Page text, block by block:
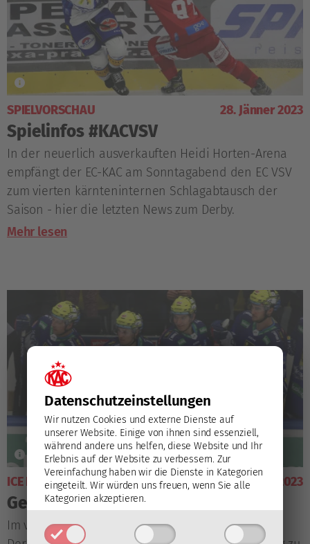
Datenschutz­einstellungen
Wir nutzen Cookies und externe Dienste auf
unserer Website. Einige von ihnen sind essenziell,
während andere uns helfen, diese Website und Ihr
Erlebnis auf der Website zu verbessern. Zur
Vereinfachung haben wir die Dienste in Kategorien
eingeteilt. Wir würden uns freuen, wenn Sie alle
Kategorien akzeptieren.
SPIELVORSCHAU 28. Jänner 2023
Spielinfos #KACVSV
In der neuerlich ausverkauften Heidi Horten-Arena
empfängt der EC-KAC am Sonntagabend den EC VSV
zum vierten kärnteninternen Schlagabtausch der
Saison - hier die letzten News zum Derby.
Mehr lesen
ICE HOCKEY LEAGUE 28. Jänner 2023
Gegner-Update: EC VSV
Im vierten und potenziell bereits letzten Kärntner